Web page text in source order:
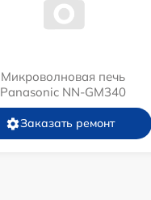
Микроволновая печь
Panasonic NN-GM340
Заказать ремонт